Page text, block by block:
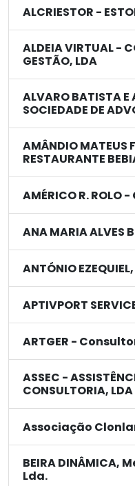
ALCRIESTOR -
ALDEIA VIRTUAL -
GESTÃO, LDA
ALVARO BATISTA E
SOCIEDADE DE
AMÂNDIO MATEUS
RESTAURANTE
AMÉRICO R. ROLO
ANA MARIA ALVES
ANTÓNIO
APTIVPORT
ARTGER -
ASSEC -
CONSULTORIA, LDA
Associação
BEIRA DINÂMICA,
Lda.